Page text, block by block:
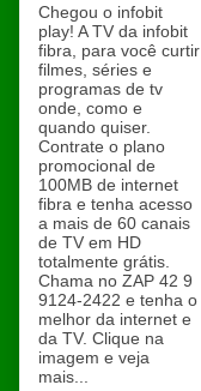
Chegou o infobit
play! A TV da infobit
fibra, para você curtir
filmes, séries e
programas de tv
onde, como e
quando quiser.
Contrate o plano
promocional de
100MB de internet
fibra e tenha acesso
a mais de 60 canais
de TV em HD
totalmente grátis.
Chama no ZAP 42 9
9124-2422 e tenha o
melhor da internet e
da TV. Clique na
imagem e veja
mais...